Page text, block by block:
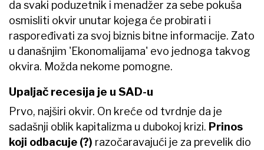
da svaki poduzetnik i menadžer za sebe pokuša
osmisliti okvir unutar kojega će probirati i
raspoređivati za svoj biznis bitne informacije. Zato
u današnjim 'Ekonomalijama' evo jednoga takvog
okvira. Možda nekome pomogne.
Upaljač recesija je u SAD-u
Prvo, najširi okvir. On kreće od tvrdnje da je
sadašnji oblik kapitalizma u dubokoj krizi. Prinos
koji odbacuje (?) razočaravajući je za prevelik dio